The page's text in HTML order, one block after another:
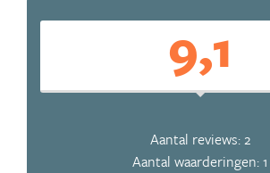
9,1
Aantal reviews: 2
Aantal waarderingen: 1